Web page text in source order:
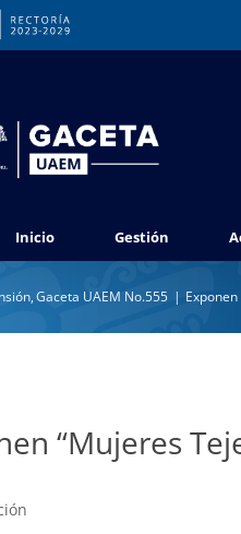
Inicio Gestión
Gaceta UAEM No.555
“Mujeres